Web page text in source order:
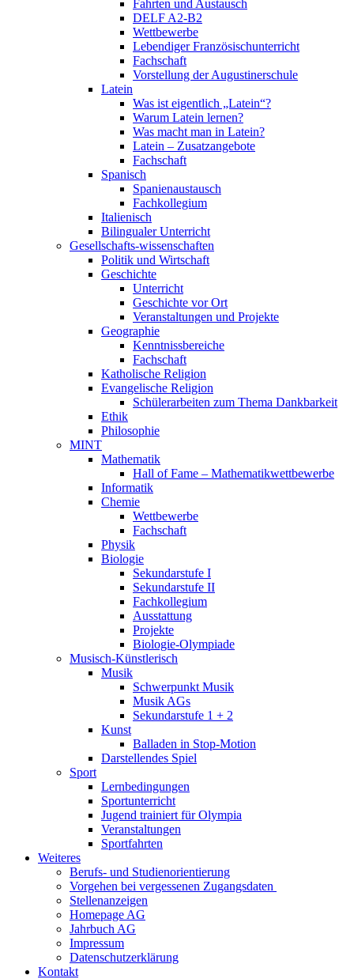
Fahrten und Austausch
DELF A2-B2
Wettbewerbe
Lebendiger Französischunterricht
Fachschaft
Vorstellung der Augustinerschule
Latein
Was ist eigentlich „Latein“?
Warum Latein lernen?
Was macht man in Latein?
Latein – Zusatzangebote
Fachschaft
Spanisch
Spanienaustausch
Fachkollegium
Italienisch
Bilingualer Unterricht
Gesellschafts-wissenschaften
Politik und Wirtschaft
Geschichte
Unterricht
Geschichte vor Ort
Veranstaltungen und Projekte
Geographie
Kenntnissbereiche
Fachschaft
Katholische Religion
Evangelische Religion
Schülerarbeiten zum Thema Dankbarkeit
Ethik
Philosophie
MINT
Mathematik
Hall of Fame – Mathematikwettbewerbe
Informatik
Chemie
Wettbewerbe
Fachschaft
Physik
Biologie
Sekundarstufe I
Sekundarstufe II
Fachkollegium
Ausstattung
Projekte
Biologie-Olympiade
Musisch-Künstlerisch
Musik
Schwerpunkt Musik
Musik AGs
Sekundarstufe 1 + 2
Kunst
Balladen in Stop-Motion
Darstellendes Spiel
Sport
Lernbedingungen
Sportunterricht
Jugend trainiert für Olympia
Veranstaltungen
Sportfahrten
Weiteres
Berufs- und Studienorientierung
Vorgehen bei vergessenen Zugangsdaten
Stellenanzeigen
Homepage AG
Jahrbuch AG
Impressum
Datenschutzerklärung
Kontakt